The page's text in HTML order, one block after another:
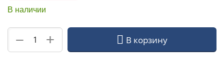
В наличии
+
− В корзину